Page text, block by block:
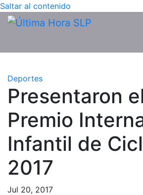
Saltar al contenido
Deportes
Presentaron
Premio
Infantil de
2017
Jul 20, 2017